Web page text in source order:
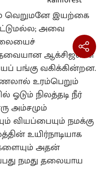
வெறுமனே இயற்கை
அவை
தேவையான ஆக்சிஜனை
பங்கு வகிக்கின்றன.
உரம்பெறும்
ஓடும் நிலத்தடி நீர்
அம்சமும்
வியப்பையும் நமக்கு
உயிர்நாடியாக
அதன்
நமது தலையாய